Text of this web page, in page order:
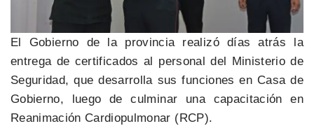
El Gobierno de la provincia realizó días atrás la
entrega de certificados al personal del Ministerio de
Seguridad, que desarrolla sus funciones en Casa de
Gobierno, luego de culminar una capacitación en
Reanimación Cardiopulmonar (RCP).